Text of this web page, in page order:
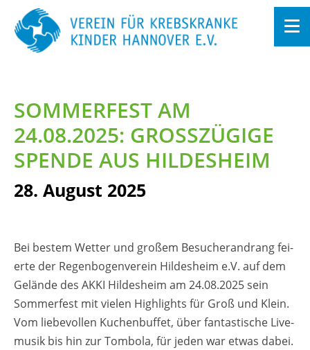
sprin­
gen
SOM­MER­FEST AM
24.08.2025: GRO­SS­ZÜ­GI­GE S
PEN­DE AUS HIL­DES­HEIM
28. Au­gust 2025
Bei bes­tem Wet­ter und gro­ßem Be­su­cher­an­drang fei­
er­te der Re­gen­bo­gen­ver­ein Hil­des­heim e.V. auf dem
Ge­län­de des AKKI Hil­des­heim am 24.08.2025 sein
Som­mer­fest mit vie­len High­lights für Groß und Klein.
Vom lie­be­vol­len Ku­chen­buf­fet, über fan­tas­ti­sche Live­
mu­sik bis hin zur Tom­bo­la, für jeden war etwas dabei.